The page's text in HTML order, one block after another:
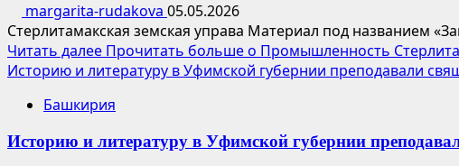
margarita-rudakova 05.05.2026
Стерлитамакская земская управа Материал под названием
Читать далее Прочитать больше о Промышленность
Историю и литературу в Уфимской губернии преподавали
Башкирия
Историю и литературу в Уфимской губернии